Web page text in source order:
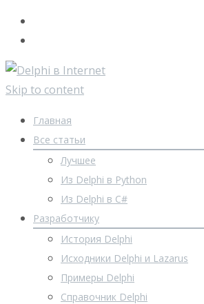
Skip to content
Главная
Все статьи
Лучшее
Из Delphi в Python
Из Delphi в C#
Разработчику
История Delphi
Исходники Delphi и Lazarus
Примеры Delphi
Справочник Delphi